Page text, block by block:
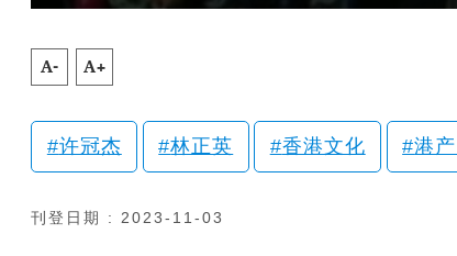
A- A+
许冠杰 林正英 香港文化 港
刊登日期 : 2023-11-03